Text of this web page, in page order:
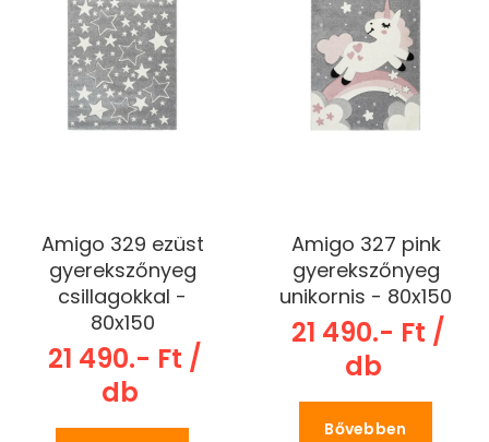
Amigo 329 ezüst
gyerekszőnyeg
csillagokkal -
80x150
21 490.- Ft /
db
Amigo 327 pink
gyerekszőnyeg
unikornis - 80x150
21 490.- Ft /
db
Bővebben